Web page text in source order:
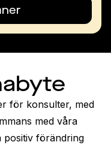
för konsulter, med
med våra
positiv förändring